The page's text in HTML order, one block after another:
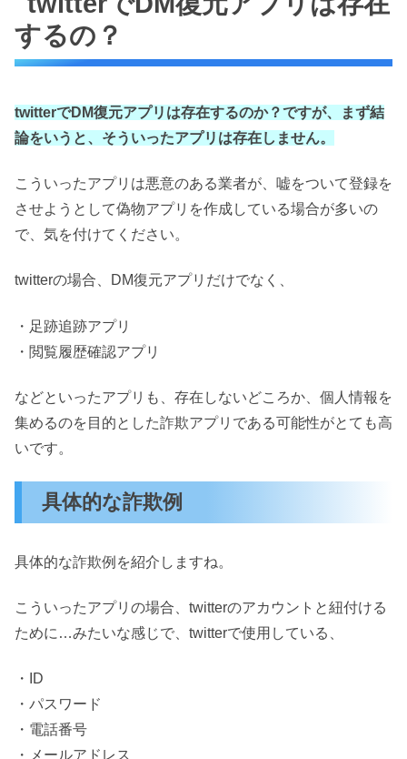
するの？
twitterでDM復元アプリは存在するのか？ですが、まず結
論をいうと、そういったアプリは存在しません。
こういったアプリは悪意のある業者が、嘘をついて登録を
させようとして偽物アプリを作成している場合が多いの
で、気を付けてください。
twitterの場合、DM復元アプリだけでなく、
・足跡追跡アプリ
・閲覧履歴確認アプリ
などといったアプリも、存在しないどころか、個人情報を
集めるのを目的とした詐欺アプリである可能性がとても高
いです。
具体的な詐欺例
具体的な詐欺例を紹介しますね。
こういったアプリの場合、twitterのアカウントと紐付ける
ために…みたいな感じで、twitterで使用している、
・ID
・パスワード
・電話番号
・メールアドレス